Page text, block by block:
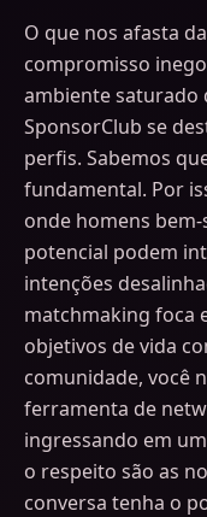
O que nos afasta
compromisso
ambiente saturado
SponsorClub se
perfis. Sabemos
fundamental. Por
onde homens
potencial podem
intenções
matchmaking foca
objetivos de vida
comunidade, você
ferramenta de
ingressando em
o respeito são as
conversa tenha o